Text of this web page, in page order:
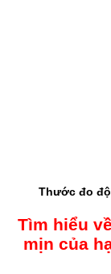
Thước đo
Tìm hiểu
mịn của